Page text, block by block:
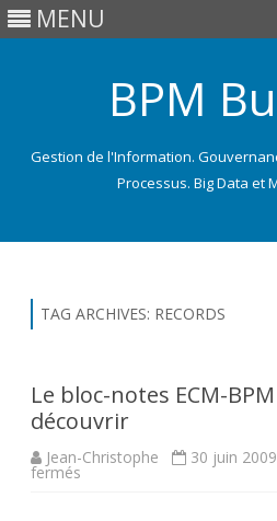
MENU
BPM
Gestion de l'Information.
Processus. Big Data et
TAG ARCHIVES: RECORDS
Le bloc-notes ECM-
découvrir
Jean-Christophe 30 juin 2009
fermés